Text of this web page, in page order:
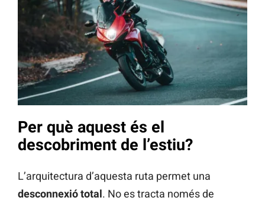
Per què aquest és el
descobriment de l’estiu?
L’arquitectura d’aquesta ruta permet una
desconnexió total. No es tracta només de